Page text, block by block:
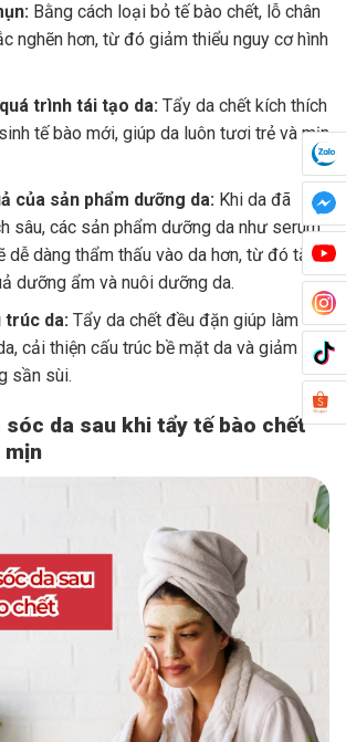
Bằng cách loại bỏ tế bào chết, lỗ chân
nghẽn hơn, từ đó giảm thiểu nguy cơ hình
trình tái tạo da: Tẩy da chết kích thích
tế bào mới, giúp da luôn tươi trẻ và mịn
của sản phẩm dưỡng da: Khi da đã
sâu, các sản phẩm dưỡng da như serum,
dễ dàng thẩm thấu vào da hơn, từ đó tăng
dưỡng ẩm và nuôi dưỡng da.
trúc da: Tẩy da chết đều đặn giúp làm
cải thiện cấu trúc bề mặt da và giảm
sần sùi.
sóc da sau khi tẩy tế bào chết
mịn